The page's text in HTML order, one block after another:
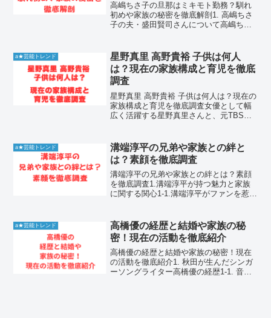
高嶋ちさ子の旦那はミキモト勤務？馴れ
初めや家族の秘密を徹底解剖1. 高嶋ちさ
子の夫・盛田賢司さんについて高嶋ちさ
ウンドが大きな話題を呼んでいます。高
級宝飾店ミキモトでの...
a★芸能トレンド
星野真里 高野貴裕 子供は何人
は？現在の家族構成と育児を徹底
調査
星野真里 高野貴裕 子供は何人は？現在の
家族構成と育児を徹底調査女優として幅
広く活躍する星野真里さんと、元TBSア
す。結論からお伝えすると、二人の間に
は娘が2人誕生して...
a★芸能トレンド
溝端淳平の兄弟や家族との絆と
は？素顔を徹底調査
溝端淳平の兄弟や家族との絆とは？素顔
を徹底調査1.溝端淳平が持つ魅力と家族
に関する関心1-1.溝端淳平がファンを惹き
のファンから愛され続けています。彼が
画面に登場するだ...
a★芸能トレンド
高橋優の経歴と結婚や家族の秘
密！現在の活動を徹底紹介
高橋優の経歴と結婚や家族の秘密！現在
の活動を徹底紹介1. 秋田が生んだシンガ
ーソングライター高橋優の経歴1-1. 音楽